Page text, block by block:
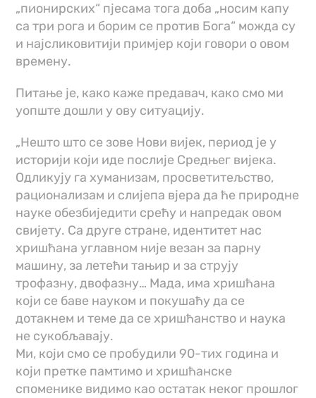
„пионирских“ пјесама тога доба „носим капу
са три рога и борим се против Бога“ можда су
и најсликовитији примјер који говори о овом
времену.
Питање је, како каже предавач, како смо ми
уопште дошли у ову ситуацију.
„Нешто што се зове Нови вијек, период је у
историји који иде послије Средњег вијека.
Одликују га хуманизам, просветитељство,
рационализам и слијепа вјера да ће природне
науке обезбиједити срећу и напредак овом
свијету. Са друге стране, идентитет нас
хришћана углавном није везан за парну
машину, за летећи тањир и за струју
трофазну, двофазну… Мада, има хришћана
који се баве науком и покушаћу да се
дотакнем и теме да се хришћанство и наука
не сукобљавају.
Ми, који смо се пробудили 90-тих година и
који претке памтимо и хришћанске
споменике видимо као остатак неког прошлог